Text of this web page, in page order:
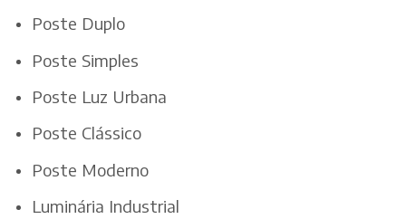
Poste Duplo
Poste Simples
Poste Luz Urbana
Poste Clássico
Poste Moderno
Luminária Industrial